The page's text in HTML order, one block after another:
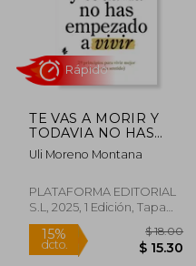
45%
dcto. $ 26.06
TE VAS A MORIR Y
TODAVIA NO HAS
EMPEZADO A VIVIR
Uli Moreno Montana
PLATAFORMA EDITORIAL
S.L, 2025, 1 Edición, Tapa
Blanda, Nuevo